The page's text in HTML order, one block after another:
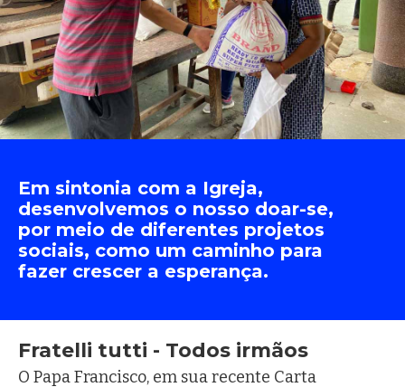
Em sintonia com a Igreja,
desenvolvemos o nosso doar-se,
por meio de diferentes projetos
sociais, como um caminho para
fazer crescer a esperança.
Fratelli tutti - Todos irmãos
O Papa Francisco, em sua recente Carta